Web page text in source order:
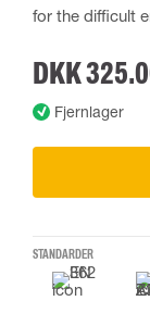
for the difficult
DKK
Fjernlager
STANDARDER